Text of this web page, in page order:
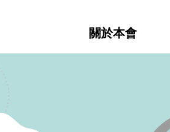
關於本會